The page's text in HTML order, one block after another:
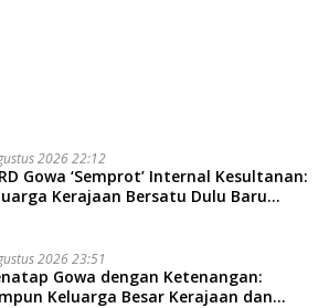
2026 22:12
Gowa ‘Semprot’ Internal Kesultanan:
Kerajaan Bersatu Dulu Baru
2026 23:51
Gowa dengan Ketenangan:
Keluarga Besar Kerajaan dan